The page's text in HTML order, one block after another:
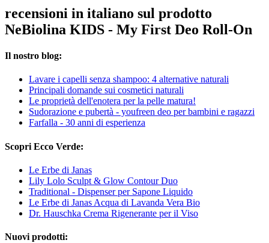
recensioni in italiano sul prodotto
NeBiolina KIDS - My First Deo Roll-On
Il nostro blog:
Lavare i capelli senza shampoo: 4 alternative naturali
Principali domande sui cosmetici naturali
Le proprietà dell'enotera per la pelle matura!
Sudorazione e pubertà - youfreen deo per bambini e ragazzi
Farfalla - 30 anni di esperienza
Scopri Ecco Verde:
Le Erbe di Janas
Lily Lolo Sculpt & Glow Contour Duo
Traditional - Dispenser per Sapone Liquido
Le Erbe di Janas Acqua di Lavanda Vera Bio
Dr. Hauschka Crema Rigenerante per il Viso
Nuovi prodotti: